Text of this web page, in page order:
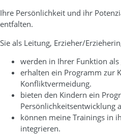
Ihre Persönlichkeit und ihr
entfalten.
Sie als Leitung, Erzieher/
werden in Ihrer Funktion als
erhalten ein Programm zur
Konfliktvermeidung.
bieten den Kindern ein
Persönlichkeitsentwicklung
können meine Trainings in
integrieren.